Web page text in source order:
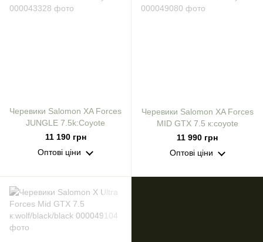
Черевики Salomon XA Forces
JUNGLE 7.5k:Сoyote
11 190 грн
Оптові ціни
Черевики Salomon XA Forces
MID GTX 7.5 к:coyote
11 990 грн
Оптові ціни